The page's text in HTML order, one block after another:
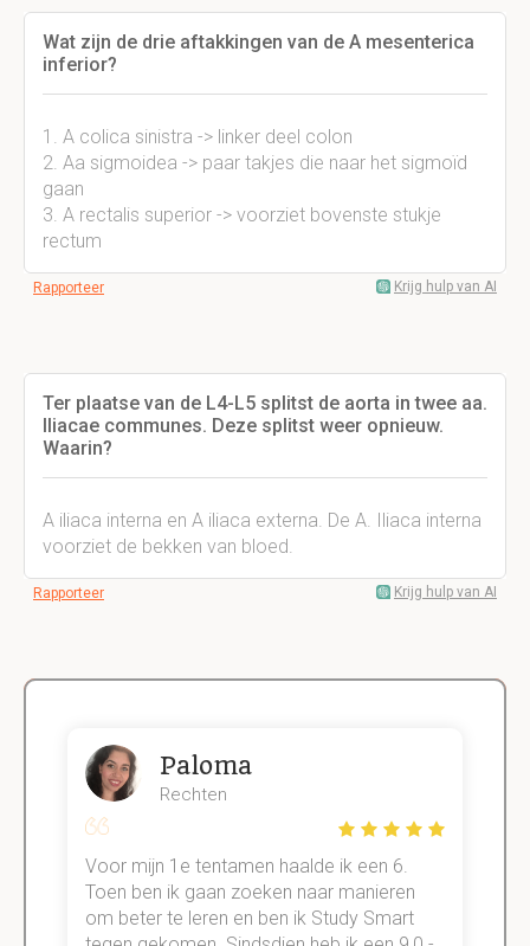
Wat zijn de drie aftakkingen van de A mesenterica
inferior?
1. A colica sinistra -> linker deel colon
2. Aa sigmoidea -> paar takjes die naar het sigmoïd
gaan
3. A rectalis superior -> voorziet bovenste stukje
rectum
Rapporteer Krijg hulp van AI
Ter plaatse van de L4-L5 splitst de aorta in twee aa.
Iliacae communes. Deze splitst weer opnieuw.
Waarin?
A iliaca interna en A iliaca externa. De A. Iliaca interna
voorziet de bekken van bloed.
Rapporteer Krijg hulp van AI
Paloma
Rechten
Voor mijn 1e tentamen haalde ik een 6.
Toen ben ik gaan zoeken naar manieren
om beter te leren en ben ik Study Smart